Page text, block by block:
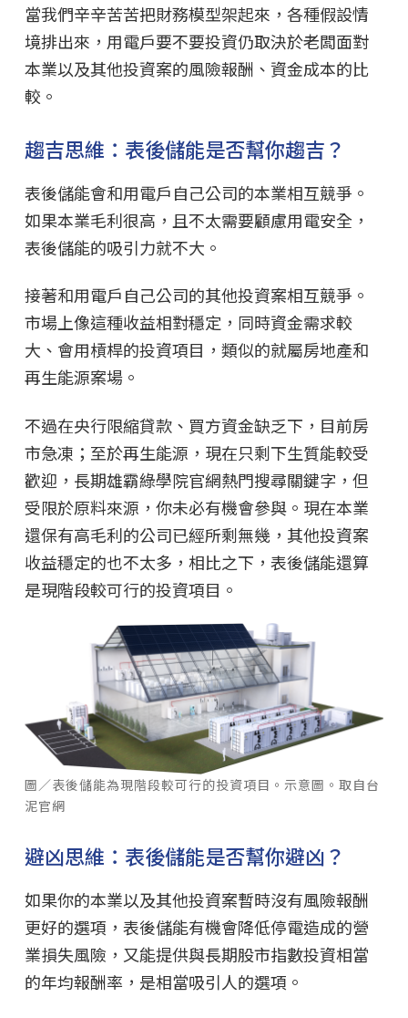
當我們辛辛苦苦把財務模型架起來，各種假設情
境排出來，用電戶要不要投資仍取決於老闆面對
本業以及其他投資案的風險報酬、資金成本的比
較。
趨吉思維：表後儲能是否幫你趨吉？
表後儲能會和用電戶自己公司的本業相互競爭。
如果本業毛利很高，且不太需要顧慮用電安全，
表後儲能的吸引力就不大。
接著和用電戶自己公司的其他投資案相互競爭。
市場上像這種收益相對穩定，同時資金需求較
大、會用槓桿的投資項目，類似的就屬房地產和
再生能源案場。
不過在央行限縮貸款、買方資金缺乏下，目前房
市急凍；至於再生能源，現在只剩下生質能較受
歡迎，長期雄霸綠學院官網熱門搜尋關鍵字，但
受限於原料來源，你未必有機會參與。現在本業
還保有高毛利的公司已經所剩無幾，其他投資案
收益穩定的也不太多，相比之下，表後儲能還算
是現階段較可行的投資項目。
圖／表後儲能為現階段較可行的投資項目。示意圖。取自台
泥官網
避凶思維：表後儲能是否幫你避凶？
如果你的本業以及其他投資案暫時沒有風險報酬
更好的選項，表後儲能有機會降低停電造成的營
業損失風險，又能提供與長期股市指數投資相當
的年均報酬率，是相當吸引人的選項。